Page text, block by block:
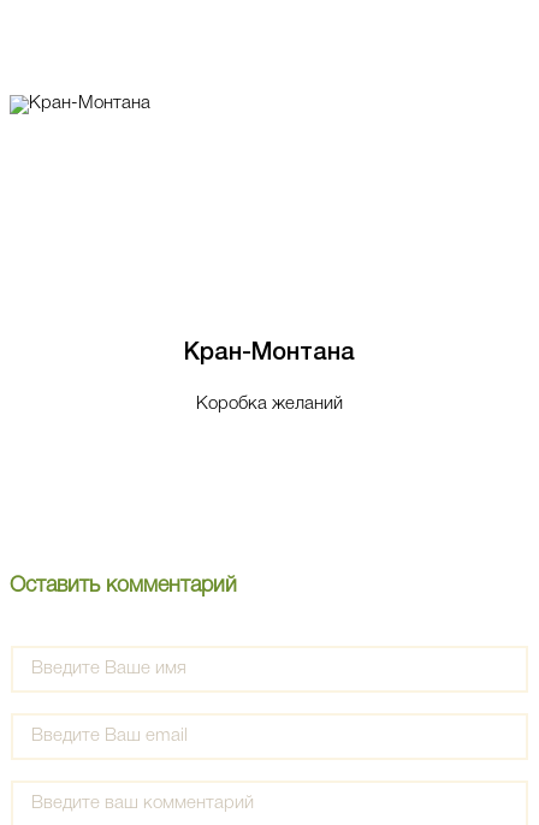
Кран-Монтана
Коробка желаний
Оставить комментарий